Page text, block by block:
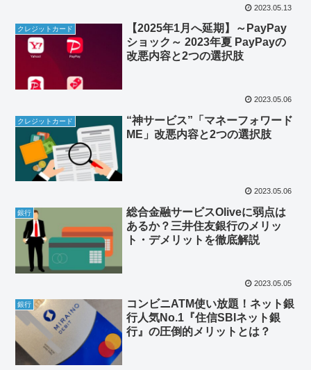
2023.05.13
クレジットカード
【2025年1月へ延期】～PayPay
ショック～ 2023年夏 PayPayの
改悪内容と2つの選択肢
2023.05.06
クレジットカード
“神サービス”「マネーフォワード
ME」改悪内容と2つの選択肢
2023.05.06
銀行
総合金融サービスOliveに弱点は
あるか？三井住友銀行のメリッ
ト・デメリットを徹底解説
2023.05.05
銀行
コンビニATM使い放題！ネット銀
行人気No.1『住信SBIネット銀
行』の圧倒的メリットとは？